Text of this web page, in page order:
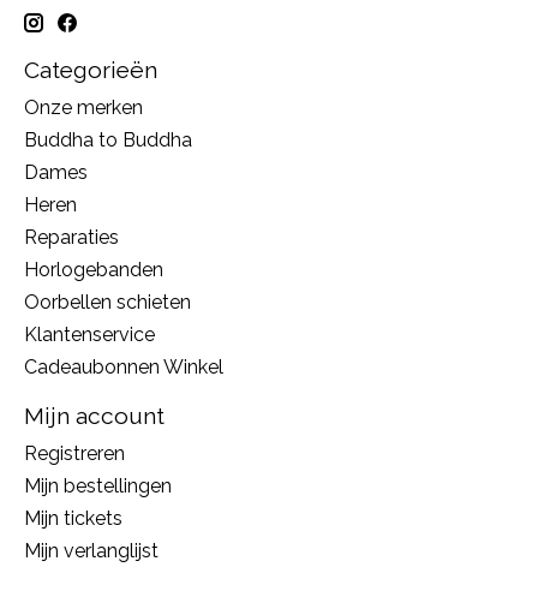
Categorieën
Onze merken
Buddha to Buddha
Dames
Heren
Reparaties
Horlogebanden
Oorbellen schieten
Klantenservice
Cadeaubonnen Winkel
Mijn account
Registreren
Mijn bestellingen
Mijn tickets
Mijn verlanglijst